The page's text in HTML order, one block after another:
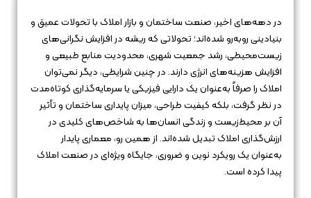
در دهه‌های اخیر، صنعت ساختمان و بازار املاک با تحولات عمیق و
بنیادینی روبه‌رو شده‌اند؛ تحولاتی که ریشه در افزایش نگرانی‌های
زیست‌محیطی، رشد جمعیت شهری، محدودیت منابع طبیعی و
افزایش هزینه‌های انرژی دارند. در چنین شرایطی، دیگر نمی‌توان
املاک را صرفاً به‌عنوان یک دارایی فیزیکی یا سرمایه‌گذاری کوتاه‌مدت
در نظر گرفت، بلکه کیفیت طراحی، میزان پایداری ساختمان و تأثیر
آن بر محیط‌زیست و زندگی انسان‌ها به شاخص‌های کلیدی در
ارزش‌گذاری املاک تبدیل شده‌اند. از همین رو، معماری پایدار
به‌عنوان یک رویکرد نوین و ضروری، جایگاه ویژه‌ای در صنعت املاک
پیدا کرده است.